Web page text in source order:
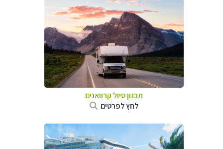
תכנון טיול קרוואנים
לחץ לפרטים